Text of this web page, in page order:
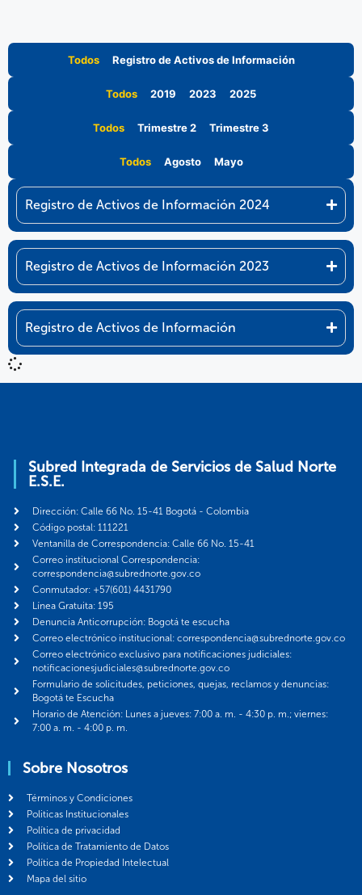
Registro de Activos de Información
Todos
2019 2023 2025
Todos
Trimestre 2 Trimestre 3
Todos
Agosto Mayo
Todos
Registro de Activos de Información 2024
Registro de Activos de Información 2023
Registro de Activos de Información
Subred Integrada de Servicios de Salud Norte
E.S.E.
Dirección: Calle 66 No. 15-41 Bogotá - Colombia
Código postal: 111221
Ventanilla de Correspondencia: Calle 66 No. 15-41
Correo institucional Correspondencia:
correspondencia@subrednorte.gov.co
Conmutador: +57(601) 4431790
Línea Gratuita: 195
Denuncia Anticorrupción: Bogotá te escucha
Correo electrónico institucional: correspondencia@subrednorte.gov.co
Correo electrónico exclusivo para notificaciones judiciales:
notificacionesjudiciales@subrednorte.gov.co
Formulario de solicitudes, peticiones, quejas, reclamos y denuncias:
Bogotá te Escucha
Horario de Atención: Lunes a jueves: 7:00 a. m. - 4:30 p. m.; viernes:
7:00 a. m. - 4:00 p. m.
Sobre Nosotros
Términos y Condiciones
Politicas Institucionales
Política de privacidad
Política de Tratamiento de Datos
Política de Propiedad Intelectual
Mapa del sitio